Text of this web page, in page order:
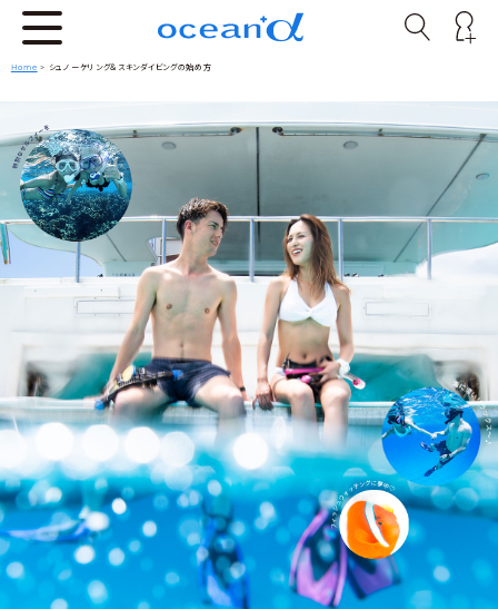
Home > シュノーケリング＆スキンダイビングの始め方